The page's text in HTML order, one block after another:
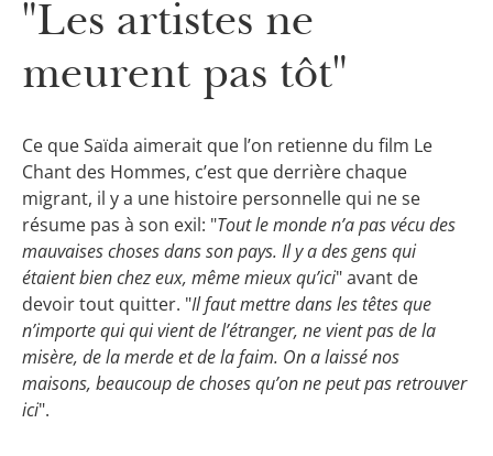
"Les artistes ne
meurent pas tôt"
Ce que Saïda aimerait que l’on retienne du film Le
Chant des Hommes, c’est que derrière chaque
migrant, il y a une histoire personnelle qui ne se
résume pas à son exil: "Tout le monde n’a pas vécu des
mauvaises choses dans son pays. Il y a des gens qui
étaient bien chez eux, même mieux qu’ici" avant de
devoir tout quitter. "Il faut mettre dans les têtes que
n’importe qui qui vient de l’étranger, ne vient pas de la
misère, de la merde et de la faim. On a laissé nos
maisons, beaucoup de choses qu’on ne peut pas retrouver
ici".